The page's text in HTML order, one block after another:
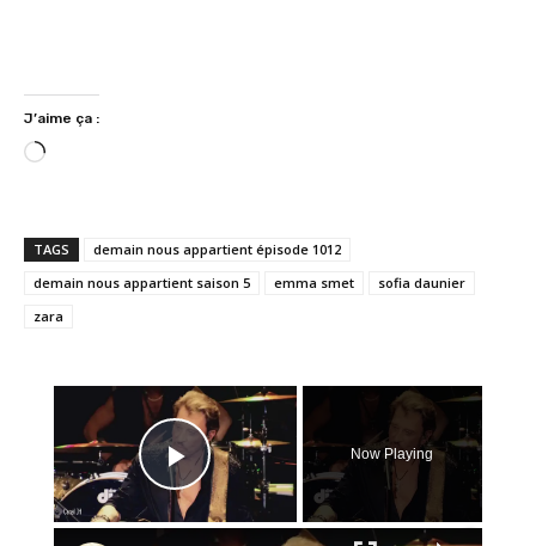
J’aime ça :
C
r
g
e
m
TAGS
demain nous appartient épisode 1012
demain nous appartient saison 5
emma smet
sofia daunier
zara
×
Play Video
Now Playing